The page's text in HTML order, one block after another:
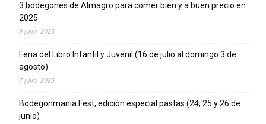
3 bodegones de Almagro para comer bien y a buen precio en
2025
9 julio, 2025
Feria del Libro Infantil y Juvenil (16 de julio al domingo 3 de
agosto)
7 julio, 2025
Bodegonmania Fest, edición especial pastas (24, 25 y 26 de
junio)